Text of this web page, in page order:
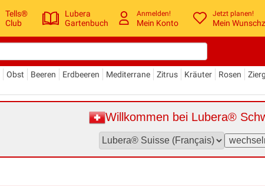
Tells®
Club
Lubera
Gartenbuch
Anmelden!
Mein Konto
Jetzt planen!
Mein
Obst Beeren Erdbeeren Mediterrane Zitrus Kräuter Rosen
Willkommen bei Lubera®